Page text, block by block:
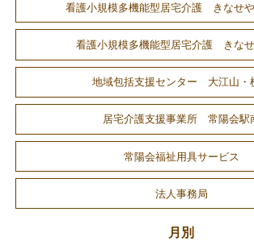
看護小規模多機能型居宅介護 きなせ
看護小規模多機能型居宅介護 きな
地域包括支援センター 大江山・
居宅介護支援事業所 常陽会駅
常陽会福祉用具サービス
法人事務局
月別